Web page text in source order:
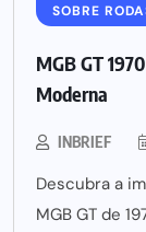
SOBRE
MGB GT
Moderna
INBRIEF
Descubra a
MGB GT de